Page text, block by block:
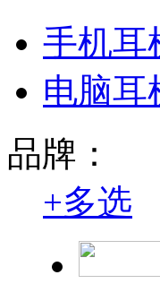
手机耳
电脑耳
品牌：
+多选